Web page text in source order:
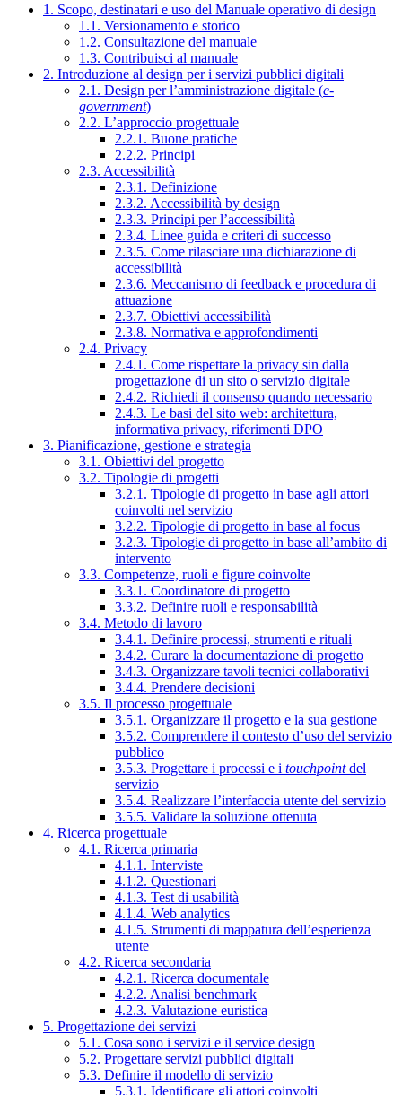
1. Scopo, destinatari e uso del Manuale operativo di design
1.1. Versionamento e storico
1.2. Consultazione del manuale
1.3. Contribuisci al manuale
2. Introduzione al design per i servizi pubblici digitali
2.1. Design per l’amministrazione digitale (e-
government)
2.2. L’approccio progettuale
2.2.1. Buone pratiche
2.2.2. Principi
2.3. Accessibilità
2.3.1. Definizione
2.3.2. Accessibilità by design
2.3.3. Principi per l’accessibilità
2.3.4. Linee guida e criteri di successo
2.3.5. Come rilasciare una dichiarazione di
accessibilità
2.3.6. Meccanismo di feedback e procedura di
attuazione
2.3.7. Obiettivi accessibilità
2.3.8. Normativa e approfondimenti
2.4. Privacy
2.4.1. Come rispettare la privacy sin dalla
progettazione di un sito o servizio digitale
2.4.2. Richiedi il consenso quando necessario
2.4.3. Le basi del sito web: architettura,
informativa privacy, riferimenti DPO
3. Pianificazione, gestione e strategia
3.1. Obiettivi del progetto
3.2. Tipologie di progetti
3.2.1. Tipologie di progetto in base agli attori
coinvolti nel servizio
3.2.2. Tipologie di progetto in base al focus
3.2.3. Tipologie di progetto in base all’ambito di
intervento
3.3. Competenze, ruoli e figure coinvolte
3.3.1. Coordinatore di progetto
3.3.2. Definire ruoli e responsabilità
3.4. Metodo di lavoro
3.4.1. Definire processi, strumenti e rituali
3.4.2. Curare la documentazione di progetto
3.4.3. Organizzare tavoli tecnici collaborativi
3.4.4. Prendere decisioni
3.5. Il processo progettuale
3.5.1. Organizzare il progetto e la sua gestione
3.5.2. Comprendere il contesto d’uso del servizio
pubblico
3.5.3. Progettare i processi e i touchpointdel
servizio
3.5.4. Realizzare l’interfaccia utente del servizio
3.5.5. Validare la soluzione ottenuta
4. Ricerca progettuale
4.1. Ricerca primaria
4.1.1. Interviste
4.1.2. Questionari
4.1.3. Test di usabilità
4.1.4. Web analytics
4.1.5. Strumenti di mappatura dell’esperienza
utente
4.2. Ricerca secondaria
4.2.1. Ricerca documentale
4.2.2. Analisi benchmark
4.2.3. Valutazione euristica
5. Progettazione dei servizi
5.1. Cosa sono i servizi e il service design
5.2. Progettare servizi pubblici digitali
5.3. Definire il modello di servizio
5.3.1. Identificare gli attori coinvolti